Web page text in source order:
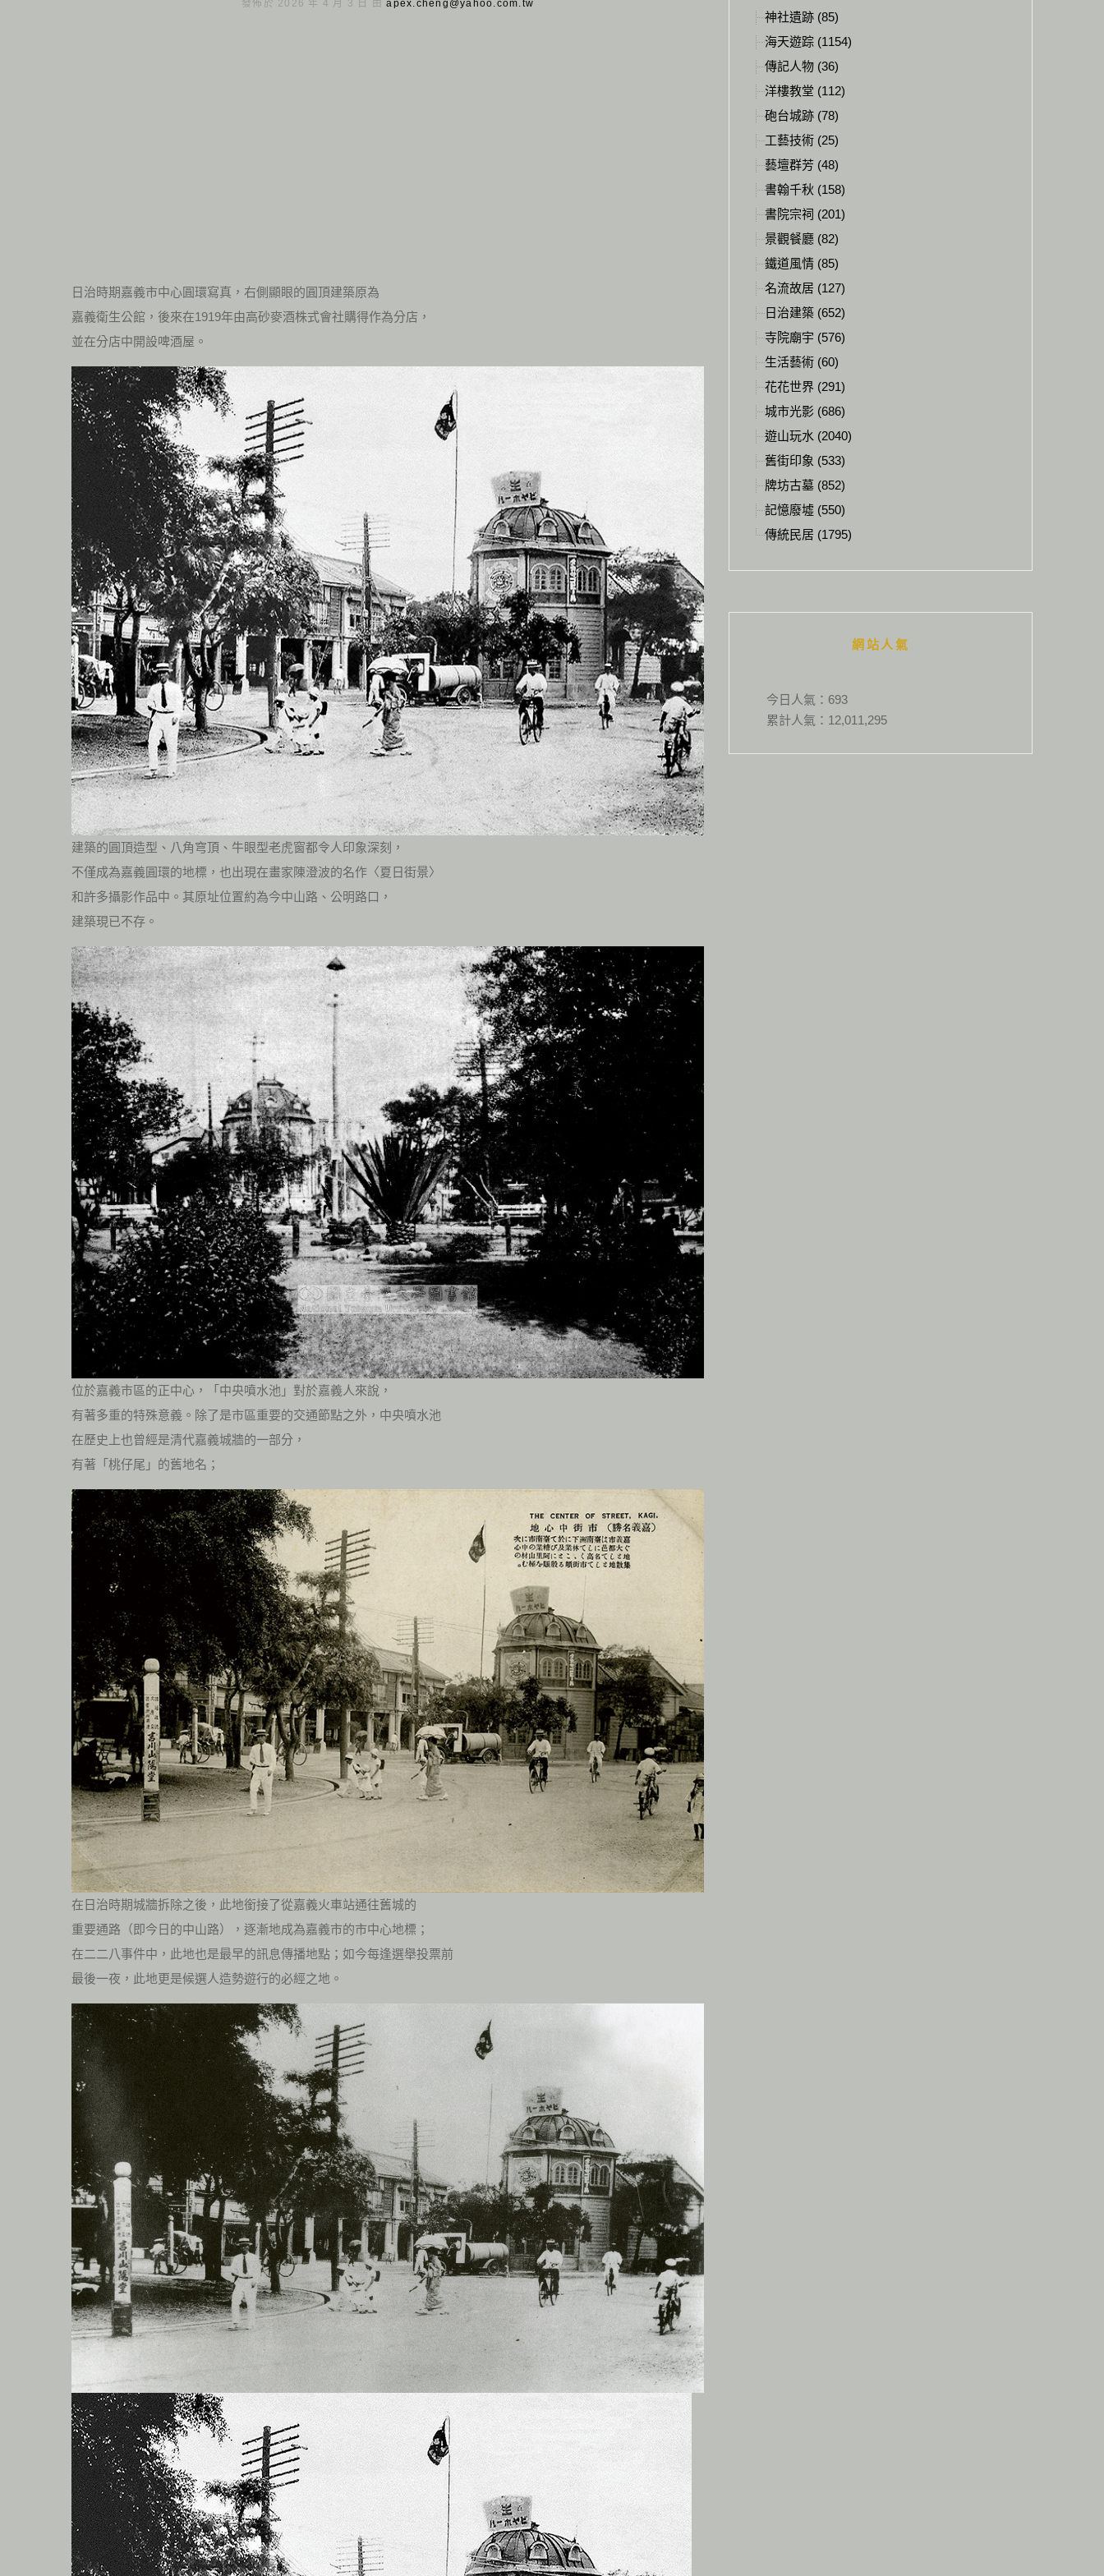
發佈於 2026 年 4 月 3 日 由apex.cheng@yahoo.com.tw
日治時期嘉義市中心圓環寫真，右側顯眼的圓頂建築原為
嘉義衛生公館，後來在1919年由高砂麥酒株式會社購得作為分店，
並在分店中開設啤酒屋。
建築的圓頂造型、八角穹頂、牛眼型老虎窗都令人印象深刻，
不僅成為嘉義圓環的地標，也出現在畫家陳澄波的名作〈夏日街景〉
和許多攝影作品中。其原址位置約為今中山路、公明路口，
建築現已不存。
位於嘉義市區的正中心，「中央噴水池」對於嘉義人來說，
有著多重的特殊意義。除了是市區重要的交通節點之外，中央噴水池
在歷史上也曾經是清代嘉義城牆的一部分，
有著「桃仔尾」的舊地名；
在日治時期城牆拆除之後，此地銜接了從嘉義火車站通往舊城的
重要通路（即今日的中山路），逐漸地成為嘉義市的市中心地標；
在二二八事件中，此地也是最早的訊息傳播地點；如今每逢選舉投票前
最後一夜，此地更是候選人造勢遊行的必經之地。
神社遺跡 (85)
海天遊踪 (1154)
傳記人物 (36)
洋樓教堂 (112)
砲台城跡 (78)
工藝技術 (25)
藝壇群芳 (48)
書翰千秋 (158)
書院宗祠 (201)
景觀餐廳 (82)
鐵道風情 (85)
名流故居 (127)
日治建築 (652)
寺院廟宇 (576)
生活藝術 (60)
花花世界 (291)
城市光影 (686)
遊山玩水 (2040)
舊街印象 (533)
牌坊古墓 (852)
記憶廢墟 (550)
傳統民居 (1795)
網站人氣
今日人氣： 693
累計人氣： 12,011,295